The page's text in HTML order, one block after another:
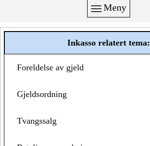
Meny
Inkasso relatert tema:
Foreldelse av gjeld
Gjeldsordning
Tvangssalg